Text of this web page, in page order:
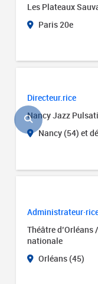
Les Plateaux
Paris 20e
Directeur.rice
Nancy Jazz
Nancy (54) et
Théâtre d’Orléans
nationale
Orléans (45)